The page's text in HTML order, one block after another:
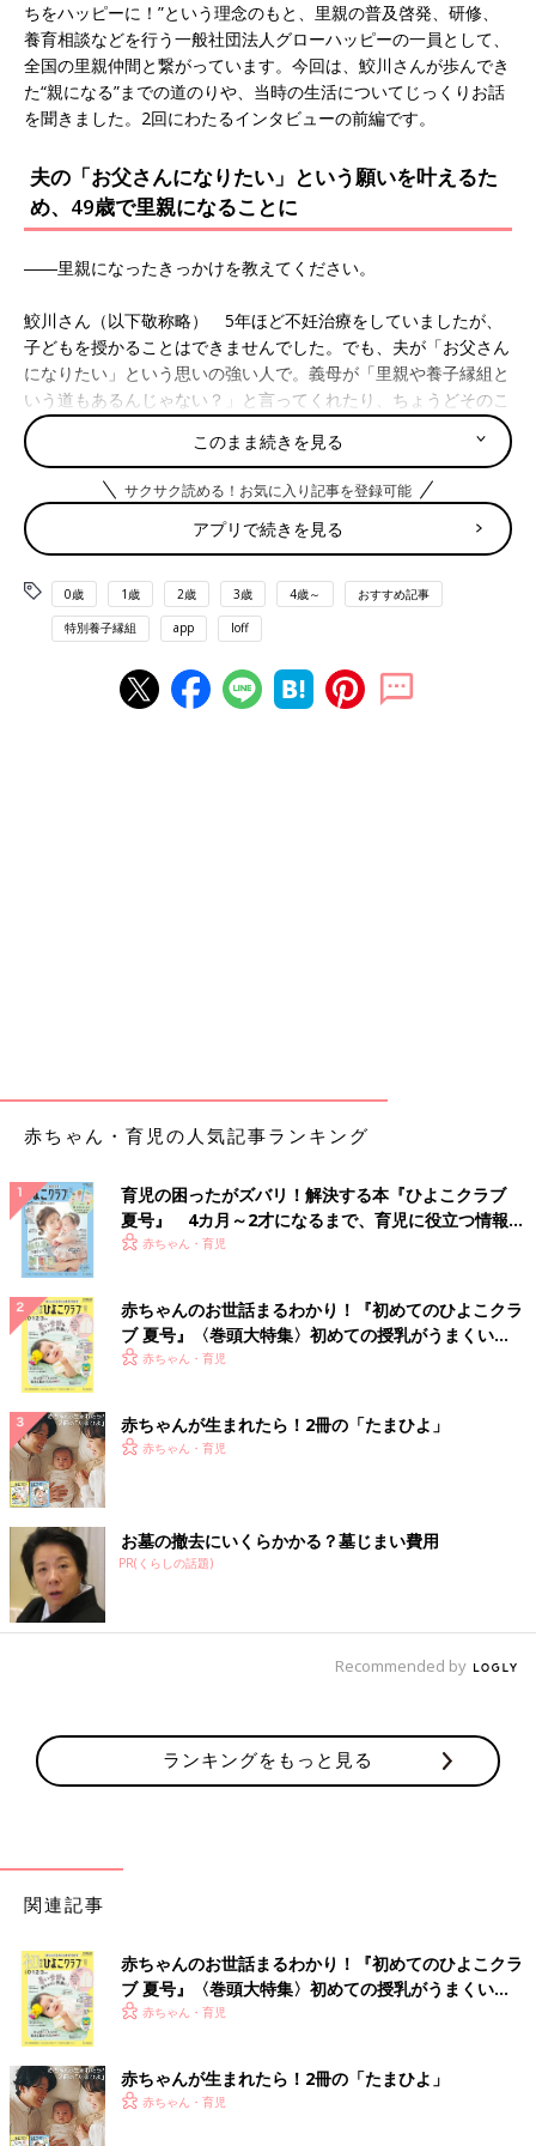
ちをハッピーに！”という理念のもと、里親の普及啓発、研修、
養育相談などを行う一般社団法人グローハッピーの一員として、
全国の里親仲間と繋がっています。今回は、鮫川さんが歩んでき
た“親になる”までの道のりや、当時の生活についてじっくりお話
を聞きました。2回にわたるインタビューの前編です。
夫の「お父さんになりたい」という願いを叶えるた
め、49歳で里親になることに
――里親になったきっかけを教えてください。
鮫川さん（以下敬称略） 5年ほど不妊治療をしていましたが、
子どもを授かることはできませんでした。でも、夫が「お父さん
になりたい」という思いの強い人で。義母が「里親や養子縁組と
いう道もあるんじゃない？」と言ってくれたり、ちょうどそのこ
ろ「里親制度」のパンフレットがポストに入っていたりして、
「そういう選択肢もあるのかも」と夫婦で考えるようになりまし
そのころは夫の希望で、里親ではなく、特別養子縁組を検討して
いました。ネットでいろいろな民間団体について調べてみました
が、養母の年齢は43歳までというところがほとんどで…。私はす
でに43歳になっており、諦めるしかありませんでした。その後、
不妊治療も止めて、夫婦２人で生きていこうと決めたんです。
そして私はフルタイムの仕事を始めたのですが、あまり楽しい職
場でなくて。毎日のように愚痴っていたんです。
まいました。
でも、そのあとで「里親ではだめですか？」と、子どもたちの現
状についていろいろ説明してくださったんです。それを隣でずっ
と黙って聞いていた夫が「わかりました。では、里親になりま
す」と。そこから私たちは里親としての道を歩み始めることにな
りました。
里子となった子どもとの初対面は1歳半。写真より
かわいい！と思った
――実際に里親として里子を迎えるまでには、どのような準備を
されたのですか？
鮫川 まず座学研修を受けました。その後、児童養護施設での実
習や、児童相談所の職員との面談、レポートの提出など、いくつ
かのステップを踏んで、正式に里親として認定されました。
――里子となるお子さんを迎えることになったのは、それからど
月後くらいに「子どもと会ってみますか？」というお話をいただ
きました。
鮫川 1歳半くらいでしたね。写真を見せてもらったのですが、
「なんてかわいいんだろう！」と夫婦で盛り上がりました。
――初めて会ったときの様子を教えてください。
鮫川 初めて会ったのは乳児院です。関係者の皆さんと一緒に子
どもがいるお部屋へ向かうと、施設の方が、こっちを見ている小
さな子を紹介してくれました。写真で見ていたよりもずっとかわ
いくて…！保育士さんが抱っこして近くに連れて来てくれまし
た。その日は短い顔合わせだけだったのですが、バイバイすると
きにタッチをしてくれて。その様子を見た保育士さんたちは、驚
このまま続きを見る
サクサク読める！お気に入り記事を登録可能
アプリで続きを見る
0歳 1歳 2歳 3歳 4歳～ おすすめ記事
特別養子縁組 app loff
赤ちゃん・育児の人気記事ランキング
育児の困ったがズバリ！解決する本『ひよこクラブ
夏号』 4カ月～2才になるまで、育児に役立つ情報が
いっぱい！
赤ちゃん・育児
赤ちゃんのお世話まるわかり！『初めてのひよこクラ
ブ 夏号』〈巻頭大特集〉初めての授乳がうまくい
く！ おっぱい・ミルクの基本と夏のトラブル 解決テ
赤ちゃん・育児
赤ちゃんが生まれたら！2冊の「たまひよ」
赤ちゃん・育児
お墓の撤去にいくらかかる？墓じまい費用
PR(くらしの話題)
Recommended by
ランキングをもっと見る
関連記事
赤ちゃんのお世話まるわかり！『初めてのひよこクラ
ブ 夏号』〈巻頭大特集〉初めての授乳がうまくい
く！ おっぱい・ミルクの基本と夏のトラブル 解決テ
赤ちゃん・育児
赤ちゃんが生まれたら！2冊の「たまひよ」
赤ちゃん・育児